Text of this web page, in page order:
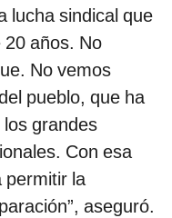
lucha sindical que
años. No
No vemos
pueblo, que ha
grandes
Con esa
permitir la
aseguró.